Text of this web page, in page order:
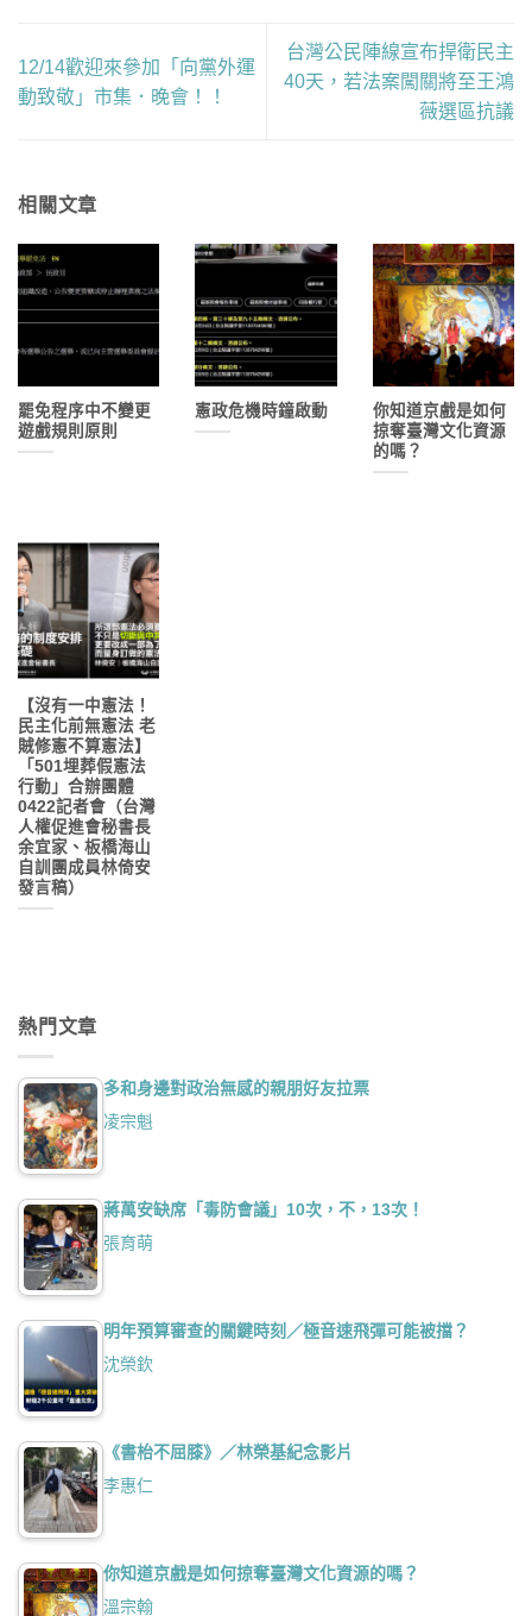
12/14歡迎來參加「向黨外運
動致敬」市集．晚會！！
台灣公民陣線宣布捍衛民主
40天，若法案闖關將至王鴻
薇選區抗議
相關文章
罷免程序中不變更
遊戲規則原則
憲政危機時鐘啟動
你知道京戲是如何
掠奪臺灣文化資源
的嗎？
【沒有一中憲法！
民主化前無憲法 ​老
賊修憲不算憲法】
「501埋葬假憲法
行動」合辦團體
0422記者會（台灣
人權促進會秘書長
余宜家、板橋海山
自訓團成員林倚安
發言稿）
熱門文章
多和身邊對政治無感的親朋好友拉票
凌宗魁
蔣萬安缺席「毒防會議」10次，不，13次！
張育萌
明年預算審查的關鍵時刻／極音速飛彈可能被擋？
沈榮欽
《書枱不屈膝》／林榮基紀念影片
李惠仁
你知道京戲是如何掠奪臺灣文化資源的嗎？
溫宗翰